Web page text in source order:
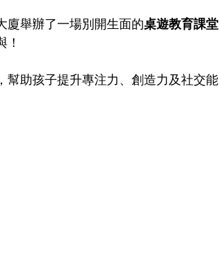
廈舉辦了一場別開生面的桌遊教育課堂
助孩子提升專注力、創造力及社交能